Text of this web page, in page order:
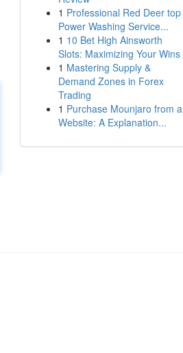
1 Professional Red Deer top
Power Washing Service...
1 10 Bet High Ainsworth
Slots: Maximizing Your Wins
1 Mastering Supply &
Demand Zones in Forex
Trading
1 Purchase Mounjaro from a
Website: A Explanation...